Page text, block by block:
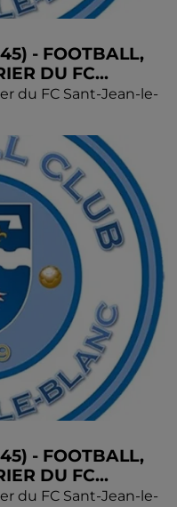
- FOOTBALL,
DU FC...
du FC Sant-Jean-le-
- FOOTBALL,
DU FC...
du FC Sant-Jean-le-